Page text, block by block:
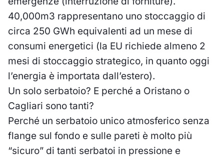
40,000m3 rappresentano uno stoccaggio di
circa 250 GWh equivalenti ad un mese di
consumi energetici (la EU richiede almeno 2
mesi di stoccaggio strategico, in quanto oggi
l’energia è importata dall’estero).
Un solo serbatoio? E perché a Oristano o
Cagliari sono tanti?
Perché un serbatoio unico atmosferico senza
flange sul fondo e sulle pareti è molto più
“sicuro” di tanti serbatoi in pressione e